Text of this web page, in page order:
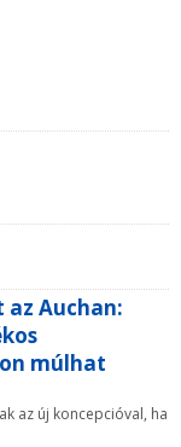
Auchan:
múlhat
az új koncepcióval, ha